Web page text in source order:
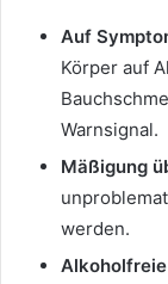
Auf
Körper auf
Warnsignal.
Mäßigung
werden.